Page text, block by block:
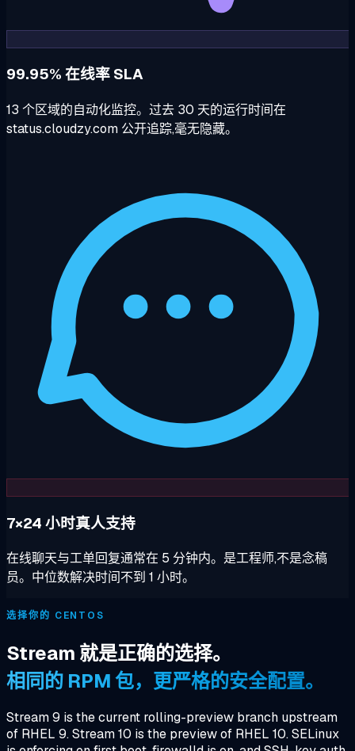
99.95% 在线率 SLA
13 个区域的自动化监控。过去 30 天的运行时间在
status.cloudzy.com 公开追踪,毫无隐藏。
7×24 小时真人支持
在线聊天与工单回复通常在 5 分钟内。是工程师,不是念稿
员。中位数解决时间不到 1 小时。
选择你的 CENTOS
Stream 就是正确的选择。
相同的 RPM 包，更严格的安全配置。
Stream 9 is the current rolling-preview branch upstream
of RHEL 9. Stream 10 is the preview of RHEL 10. SELinux